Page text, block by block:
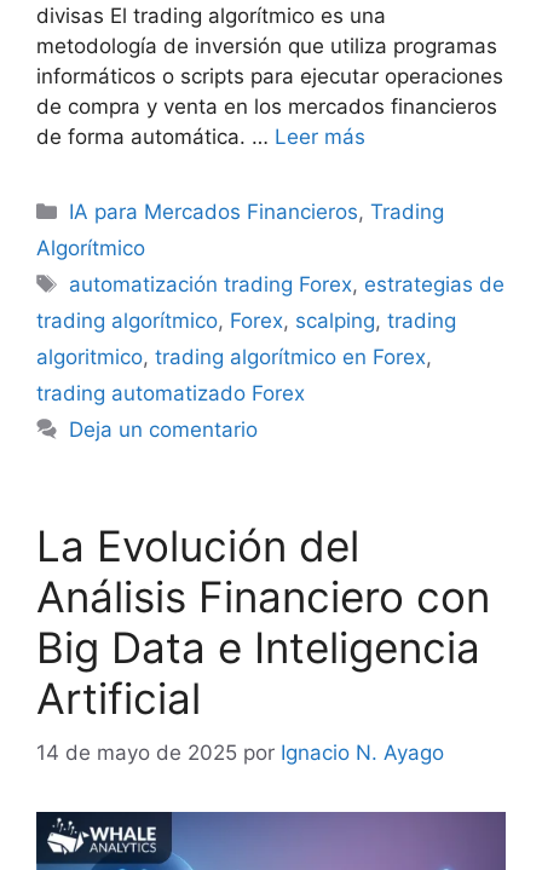
divisas El trading algorítmico es una
metodología de inversión que utiliza programas
informáticos o scripts para ejecutar operaciones
de compra y venta en los mercados financieros
de forma automática. … Leer más
Categorías
IA para Mercados Financieros,Trading
Algorítmico
Etiquetas
automatización trading Forex, estrategias de
trading algorítmico, Forex, scalping, trading
algoritmico, trading algorítmico en Forex,
trading automatizado Forex
Deja un comentario
La Evolución del
Análisis Financiero con
Big Data e Inteligencia
Artificial
14 de mayo de 2025 por Ignacio N. Ayago